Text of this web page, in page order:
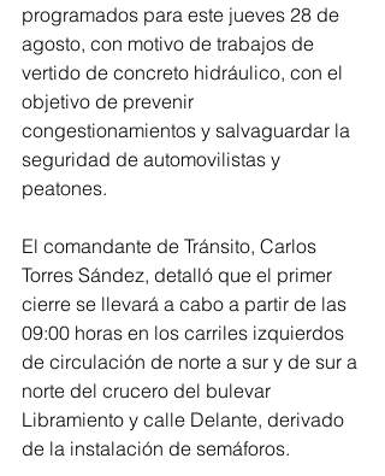
programados para este jueves 28 de
agosto, con motivo de trabajos de
vertido de concreto hidráulico, con el
objetivo de prevenir
congestionamientos y salvaguardar la
seguridad de automovilistas y
peatones.
El comandante de Tránsito, Carlos
Torres Sández, detalló que el primer
cierre se llevará a cabo a partir de las
09:00 horas en los carriles izquierdos
de circulación de norte a sur y de sur a
norte del crucero del bulevar
Libramiento y calle Delante, derivado
de la instalación de semáforos.